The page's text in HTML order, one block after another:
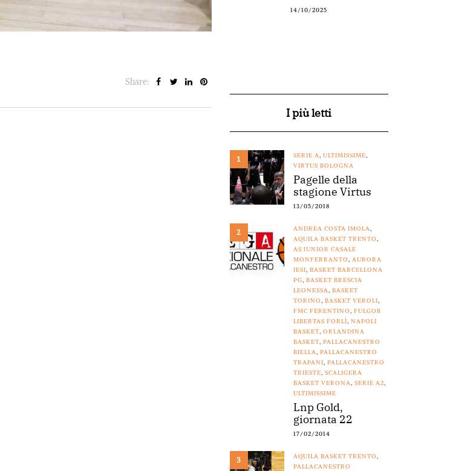
Share:
14/10/2025
I più letti
1 SERIE A, ULTIMISSIME,
VIRTUS BOLOGNA
Pagelle della
stagione Virtus
13/05/2018
2 ANDREA COSTA IMOLA,
AQUILA BASKET TRENTO,
AS JUNIOR CASALE
MONFERRANTO, AURORA
JESI, BASKET BARCELLONA
PG, BASKET BRESCIA
LEONESSA, BASKET
TORINO, BASKET VEROLI,
FMC FERENTINO, FULGOR
LIBERTAS FORLÌ, NAPOLI
BASKET, ORLANDINA
BASKET, PALLACANESTRO
BIELLA, PALLACANESTRO
TRAPANI, PALLACANESTRO
TRIESTE, SCALIGERA
BASKET VERONA, SERIE A2,
ULTIMISSIME
Lnp Gold,
giornata 22
17/02/2014
3 AQUILA BASKET TRENTO,
PALLACANESTRO